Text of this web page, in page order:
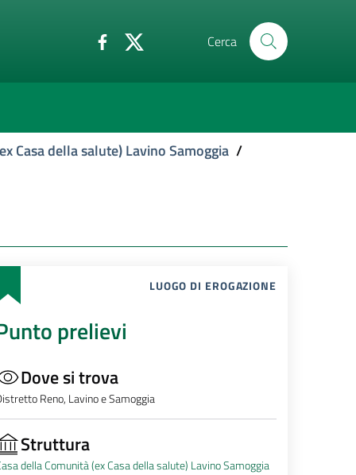
Cerca
Casa della salute) Lavino Samoggia /
LUOGO DI EROGAZIONE
prelievi
Dove si trova
Reno, Lavino e Samoggia
Struttura
della Comunità (ex Casa della salute) Lavino Samoggia